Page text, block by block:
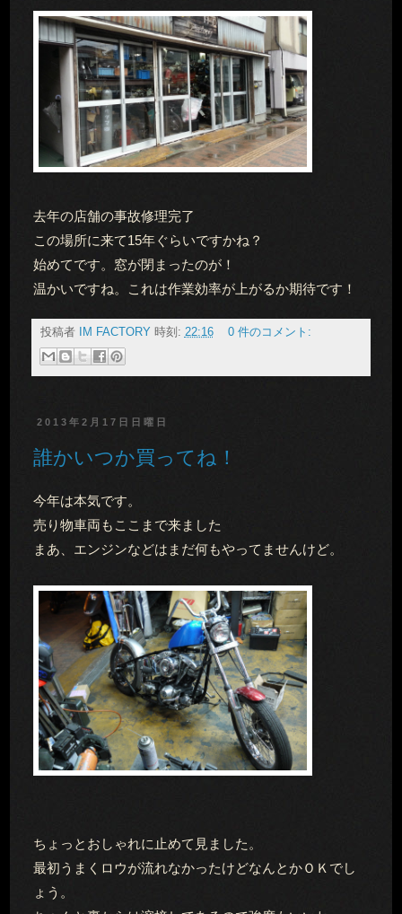
去年の店舗の事故修理完了
この場所に来て15年ぐらいですかね？
始めてです。窓が閉まったのが！
温かいですね。これは作業効率が上がるか期待です！
投稿者 IM FACTORY 時刻: 22:16 0 件のコメント:
2013年2月17日日曜日
誰かいつか買ってね！
今年は本気です。
売り物車両もここまで来ました
まあ、エンジンなどはまだ何もやってませんけど。
ちょっとおしゃれに止めて見ました。
最初うまくロウが流れなかったけどなんとかＯＫでし
ょう。